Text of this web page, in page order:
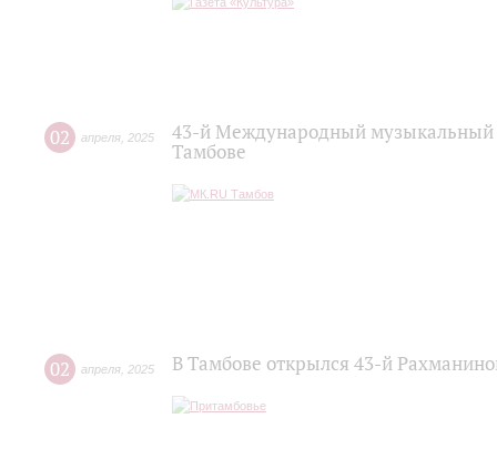
02 апреля 2025
43-й Международный музыкальный
Тамбове
02 апреля 2025 В Тамбове открылся 43-й